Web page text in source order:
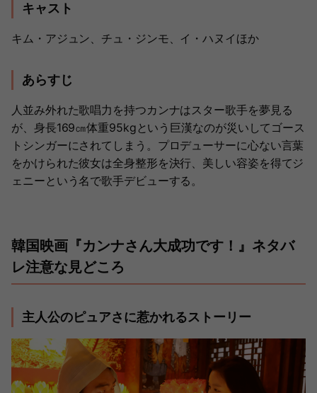
キャスト
キム・アジュン、チュ・ジンモ、イ・ハヌイほか
あらすじ
人並み外れた歌唱力を持つカンナはスター歌手を夢見る
が、身長169㎝体重95kgという巨漢なのが災いしてゴース
トシンガーにされてしまう。プロデューサーに心ない言葉
をかけられた彼女は全身整形を決行、美しい容姿を得てジ
ェニーという名で歌手デビューする。
韓国映画『カンナさん大成功です！』ネタバ
レ注意な見どころ
主人公のピュアさに惹かれるストーリー